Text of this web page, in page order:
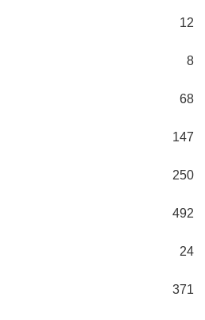
12
8
68
147
250
492
24
371